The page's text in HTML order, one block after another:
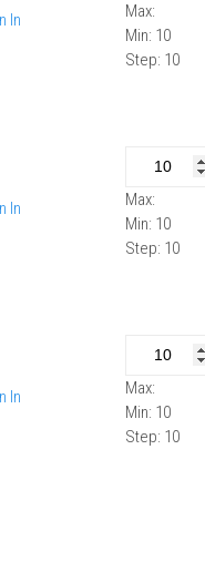
In
Max:
Min: 10
Step: 10
In
Max:
Min: 10
Step: 10
In
Max:
Min: 10
Step: 10